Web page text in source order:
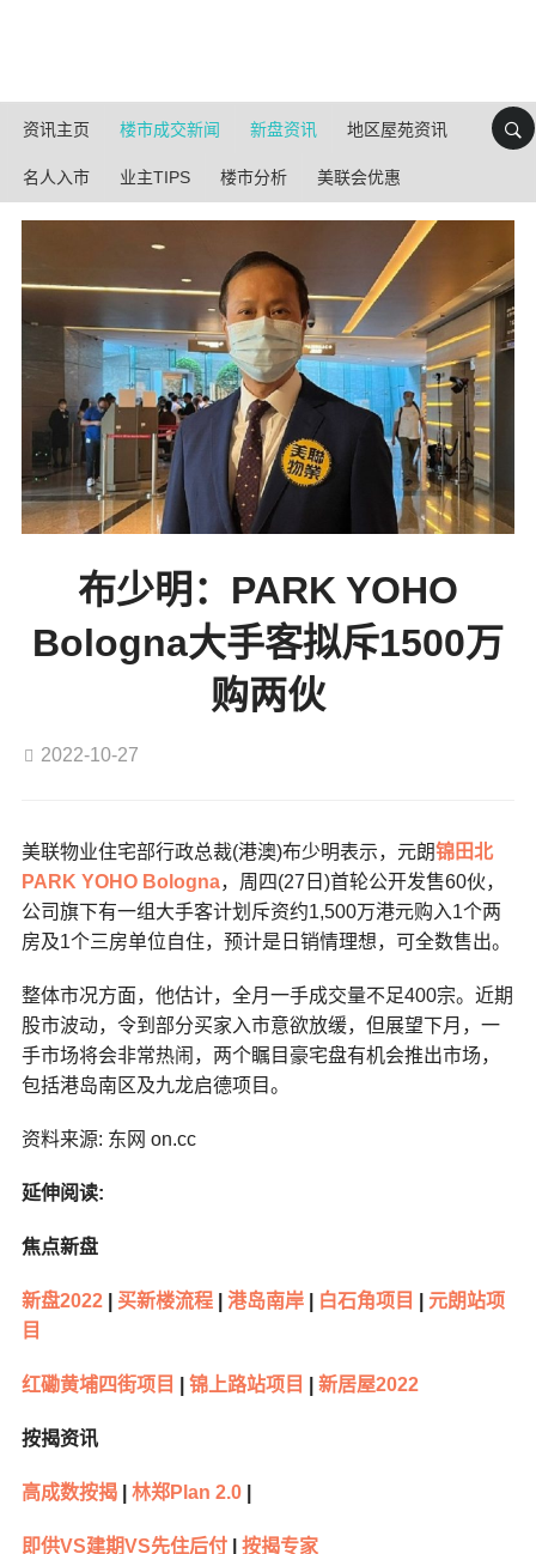
资讯主页 楼市成交新闻 新盘资讯 地区屋苑资讯
名人入市 业主TIPS 楼市分析 美联会优惠
布少明：PARK YOHO
Bologna大手客拟斥1500万
购两伙
2022-10-27
美联物业住宅部行政总裁(港澳)布少明表示，元朗锦田北
PARK YOHO Bologna，周四(27日)首轮公开发售60伙，
公司旗下有一组大手客计划斥资约1,500万港元购入1个两
房及1个三房单位自住，预计是日销情理想，可全数售出。
整体市况方面，他估计，全月一手成交量不足400宗。近期
股市波动，令到部分买家入市意欲放缓，但展望下月，一
手市场将会非常热闹，两个瞩目豪宅盘有机会推出市场，
包括港岛南区及九龙启德项目。
资料来源: 东网 on.cc
延伸阅读:
焦点新盘
新盘2022| 买新楼流程| 港岛南岸| 白石角项目
元朗站项
目
红磡黄埔四街项目 锦上路站项目 新居屋2022
按揭资讯
高成数按揭| 林郑Plan 2.0|
即供VS建期VS先住后付 按揭专家